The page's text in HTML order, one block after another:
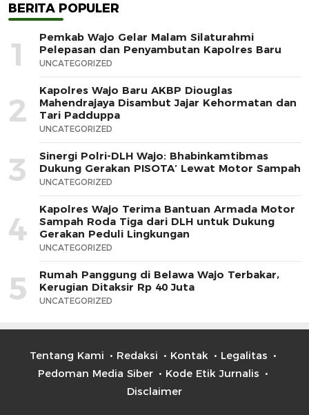
BERITA POPULER
1
Pemkab Wajo Gelar Malam Silaturahmi
Pelepasan dan Penyambutan Kapolres Baru
UNCATEGORIZED
2
Kapolres Wajo Baru AKBP Diouglas
Mahendrajaya Disambut Jajar Kehormatan dan
Tari Padduppa
UNCATEGORIZED
3
Sinergi Polri-DLH Wajo: Bhabinkamtibmas
Dukung Gerakan PISOTA’ Lewat Motor Sampah
UNCATEGORIZED
4
Kapolres Wajo Terima Bantuan Armada Motor
Sampah Roda Tiga dari DLH untuk Dukung
Gerakan Peduli Lingkungan
UNCATEGORIZED
5
Rumah Panggung di Belawa Wajo Terbakar,
Kerugian Ditaksir Rp 40 Juta
UNCATEGORIZED
Tentang Kami Redaksi Kontak
Legalitas
Pedoman Media Siber
Kode Etik Jurnalis
Disclaimer